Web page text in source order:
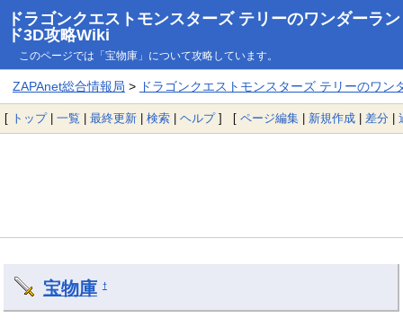
ドラゴンクエストモンスターズ テリーのワンダーラン
ド3D攻略Wiki
このページでは「宝物庫」について攻略しています。
ZAPAnet総合情報局 > ドラゴンクエストモンスターズ テリーのワン
[ トップ| 一覧 | 最終更新 | 検索 | ヘルプ] [ ページ編集 | 新規作成 | 差分 |
宝物庫 †